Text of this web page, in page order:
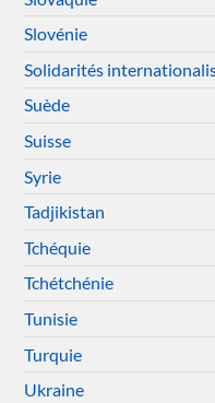
Slovénie
Solidarités
Suède
Suisse
Syrie
Tadjikistan
Tchéquie
Tchétchénie
Tunisie
Turquie
Ukraine